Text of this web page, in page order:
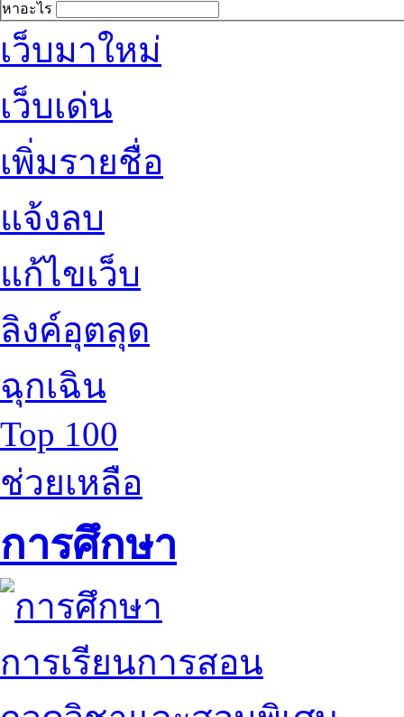
หาอะไร
เว็บมาใหม่
เว็บเด่น
เพิ่มรายชื่อ
แจ้งลบ
แก้ไขเว็บ
ลิงค์อุตลุด
ฉุกเฉิน
Top 100
ช่วยเหลือ
การศึกษา
การเรียนการสอน